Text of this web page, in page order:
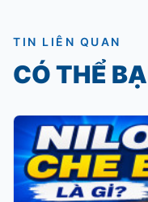
TIN LIÊN QUAN
CÓ THỂ